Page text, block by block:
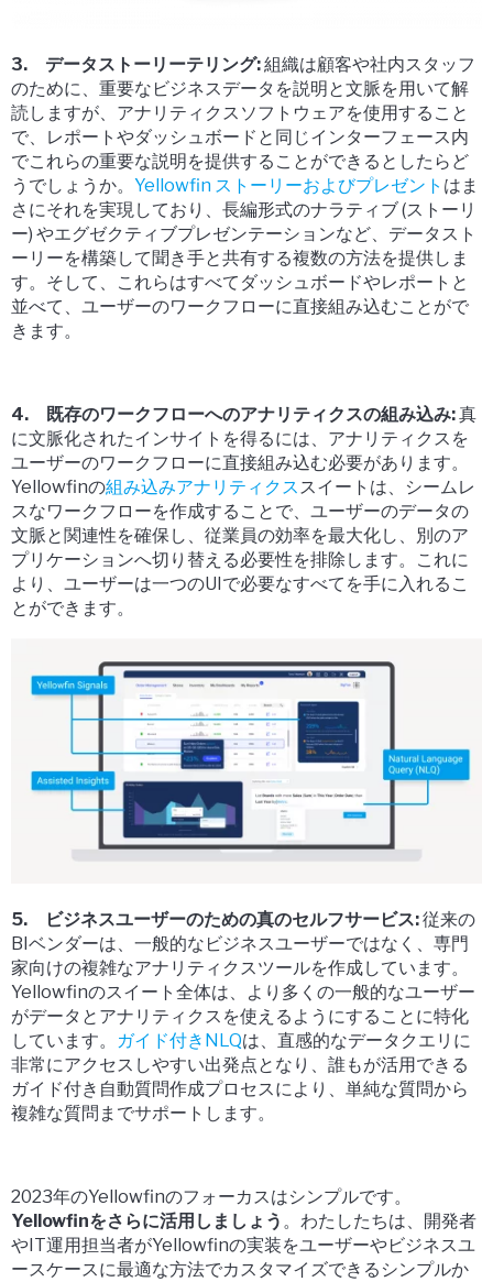
3. データストーリーテリング:組織は顧客や社内スタッフ
のために、重要なビジネスデータを説明と文脈を用いて解
読しますが、アナリティクスソフトウェアを使用すること
で、レポートやダッシュボードと同じインターフェース内
でこれらの重要な説明を提供することができるとしたらど
うでしょうか。 Yellowfin ストーリーおよびプレゼント はま
さにそれを実現しており、長編形式のナラティブ (ストーリ
ー) やエグゼクティブプレゼンテーションなど、データスト
ーリーを構築して聞き手と共有する複数の方法を提供しま
す。そして、これらはすべてダッシュボードやレポートと
並べて、ユーザーのワークフローに直接組み込むことがで
きます。
4. 既存のワークフローへのアナリティクスの組み込み:真
に文脈化されたインサイトを得るには、アナリティクスを
ユーザーのワークフローに直接組み込む必要があります。
Yellowfinの組み込みアナリティクス スイートは、シームレ
スなワークフローを作成することで、ユーザーのデータの
文脈と関連性を確保し、従業員の効率を最大化し、別のア
プリケーションへ切り替える必要性を排除します。これに
より、ユーザーは一つのUIで必要なすべてを手に入れるこ
とができます。
5. ビジネスユーザーのための真のセルフサービス:従来の
BIベンダーは、一般的なビジネスユーザーではなく、専門
家向けの複雑なアナリティクスツールを作成しています。
Yellowfinのスイート全体は、より多くの一般的なユーザー
がデータとアナリティクスを使えるようにすることに特化
しています。
ガイド付きNLQは、直感的なデータクエリに
非常にアクセスしやすい出発点となり、誰もが活用できる
ガイド付き自動質問作成プロセスにより、単純な質問から
複雑な質問までサポートします。
2023年のYellowfinのフォーカスはシンプルです。
Yellowfinをさらに活用しましょう 。わたしたちは、開発者
やIT運用担当者がYellowfinの実装をユーザーやビジネスユ
ースケースに最適な方法でカスタマイズできるシンプルか